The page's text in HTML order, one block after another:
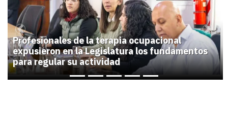
Profesionales de la terapia ocupacional
expusieron en la Legislatura los fundamentos
para regular su actividad
Previous Next